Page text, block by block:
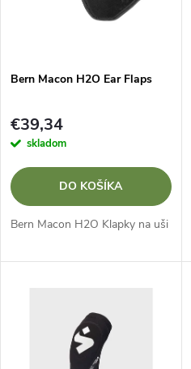
e
p
r
o
d
s
p
r
o
d
u
Bern Macon H2O Ear Flaps
€39,34
skladom
DO KOŠÍKA
Bern Macon H2O Klapky na uši